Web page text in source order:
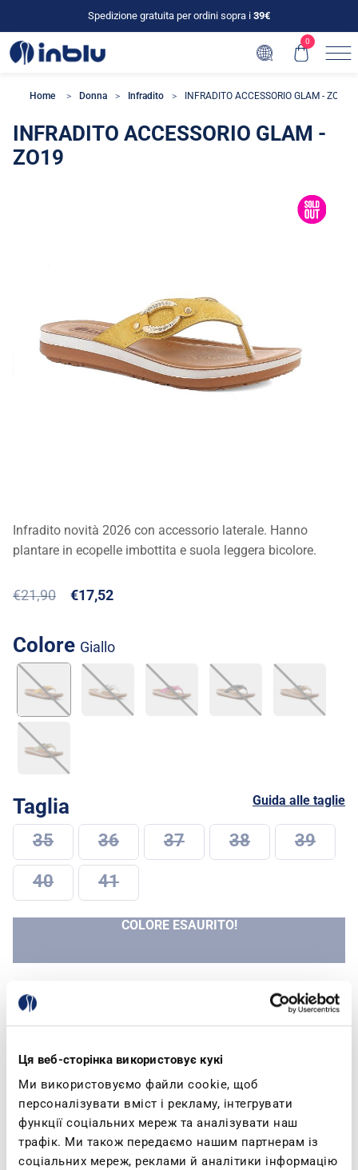
Ця веб-сторінка використовує кукі
Ми використовуємо файли cookie, щоб
персоналізувати вміст і рекламу, інтегрувати
функції соціальних мереж та аналізувати наш
трафік. Ми також передаємо нашим партнерам із
соціальних мереж, реклами й аналітики інформацію
Spedizione gratuita per ordini sopra i 39€
0
Home Donna Infradito INFRADITO ACCESSORIO GLAM - ZO19
INFRADITO ACCESSORIO GLAM -
ZO19
Infradito novità 2026 con accessorio laterale. Hanno
plantare in ecopelle imbottita e suola leggera bicolore.
€21,90 €17,52
Colore giallo
Taglia Guida alle taglie
35 36 37 38 39
40 41
COLORE ESAURITO!
Specifiche Di Prodotto
Queste infradito rappresentano una novità
2026 e si distinguono per la tomaia dal design